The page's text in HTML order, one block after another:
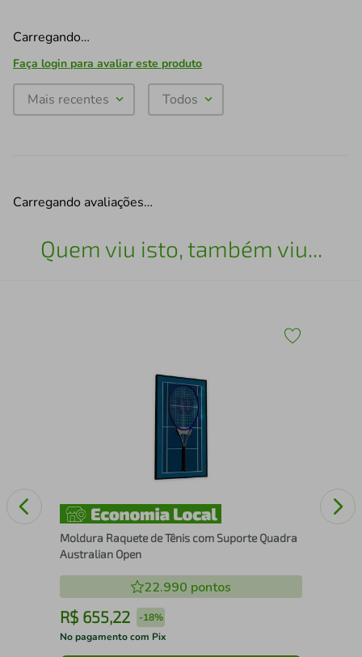
Carregando…
Faça login para avaliar este produto
Mais recentes Todos
Carregando avaliações…
Quem viu isto, também viu...
Moldura Raquete de Tênis com Suporte Quadra
Australian Open
22.990 pontos
R$ 655,22 -18%
No pagamento com Pix